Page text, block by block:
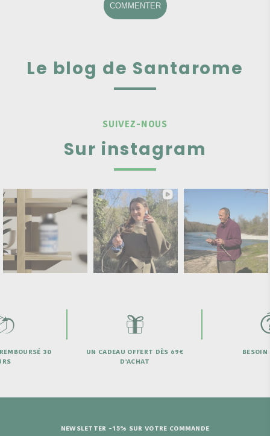
COMMENTER
Le blog de Santarome
SUIVEZ-NOUS
Sur instagram
30
UN CADEAU OFFERT DÈS 69€
D'ACHAT
BESOIN
NEWSLETTER -15% SUR VOTRE COMMANDE